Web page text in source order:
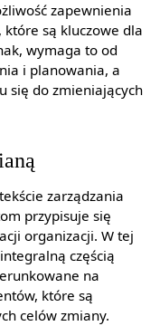
zapewnienia
są kluczowe dla
wymaga to od
i planowania, a
się do zmieniających
zarządzania
przypisuje się
organizacji. W tej
częścią
na
które są
celów zmiany.